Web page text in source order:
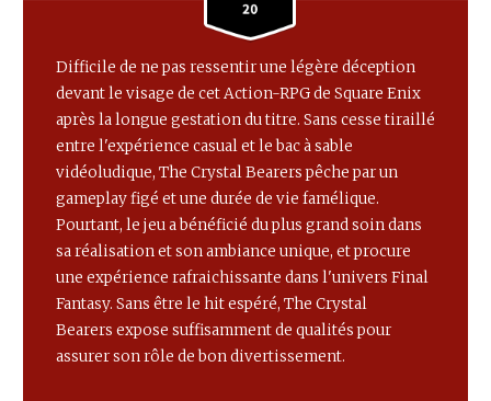
Difficile de ne pas ressentir une légère déception
devant le visage de cet Action-RPG de Square Enix
après la longue gestation du titre. Sans cesse tiraillé
entre l'expérience casual et le bac à sable
vidéoludique, The Crystal Bearers pêche par un
gameplay figé et une durée de vie famélique.
Pourtant, le jeu a bénéficié du plus grand soin dans
sa réalisation et son ambiance unique, et procure
une expérience rafraichissante dans l'univers Final
Fantasy. Sans être le hit espéré, The Crystal
Bearers expose suffisamment de qualités pour
assurer son rôle de bon divertissement.